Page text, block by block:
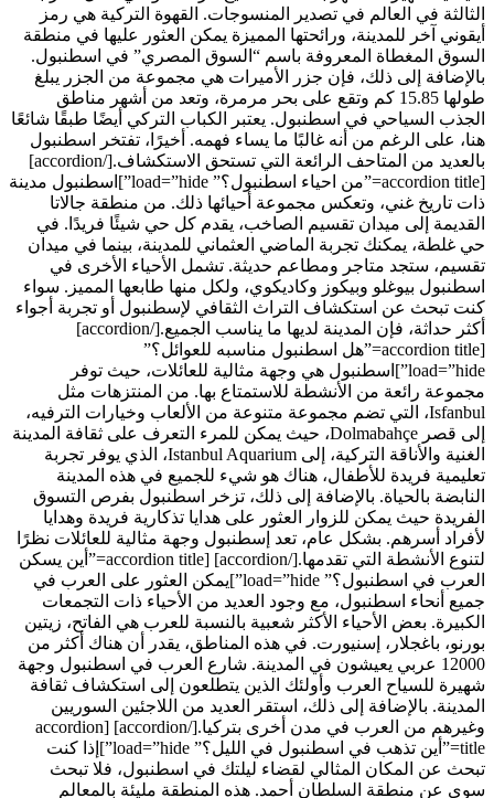
الثالثة في العالم في تصدير المنسوجات. القهوة التركية هي رمز
أيقوني آخر للمدينة، ورائحتها المميزة يمكن العثور عليها في منطقة
السوق المغطاة المعروفة باسم “السوق المصري” في اسطنبول.
بالإضافة إلى ذلك، فإن جزر الأميرات هي مجموعة من الجزر يبلغ
طولها 15.85 كم وتقع على بحر مرمرة، وتعد من أشهر مناطق
الجذب السياحي في اسطنبول. يعتبر الكباب التركي أيضًا طبقًا شائعًا
هنا، على الرغم من أنه غالبًا ما يساء فهمه. أخيرًا، تفتخر اسطنبول
بالعديد من المتاحف الرائعة التي تستحق الاستكشاف.[/accordion]
[accordion title=”من احياء اسطنبول؟” load=”hide”]اسطنبول مدينة
ذات تاريخ غني، وتعكس مجموعة أحيائها ذلك. من منطقة جالاتا
القديمة إلى ميدان تقسيم الصاخب، يقدم كل حي شيئًا فريدًا. في
حي غلطة، يمكنك تجربة الماضي العثماني للمدينة، بينما في ميدان
تقسيم، ستجد متاجر ومطاعم حديثة. تشمل الأحياء الأخرى في
اسطنبول بيوغلو وبيكوز وكاديكوي، ولكل منها طابعها المميز. سواء
كنت تبحث عن استكشاف التراث الثقافي لإسطنبول أو تجربة أجواء
أكثر حداثة، فإن المدينة لديها ما يناسب الجميع.[/accordion]
[accordion title=”هل اسطنبول مناسبه للعوائل؟”
load=”hide”]اسطنبول هي وجهة مثالية للعائلات، حيث توفر
مجموعة رائعة من الأنشطة للاستمتاع بها. من المنتزهات مثل
Isfanbul، التي تضم مجموعة متنوعة من الألعاب وخيارات الترفيه،
إلى قصر Dolmabahçe، حيث يمكن للمرء التعرف على ثقافة المدينة
الغنية والأناقة التركية، إلى Istanbul Aquarium، الذي يوفر تجربة
تعليمية فريدة للأطفال، هناك هو شيء للجميع في هذه المدينة
النابضة بالحياة. بالإضافة إلى ذلك، تزخر اسطنبول بفرص التسوق
الفريدة حيث يمكن للزوار العثور على هدايا تذكارية فريدة وهدايا
لأفراد أسرهم. بشكل عام، تعد إسطنبول وجهة مثالية للعائلات نظرًا
لتنوع الأنشطة التي تقدمها.[/accordion] [accordion title=”أين يسكن
العرب في اسطنبول؟” load=”hide”]يمكن العثور على العرب في
جميع أنحاء اسطنبول، مع وجود العديد من الأحياء ذات التجمعات
الكبيرة. بعض الأحياء الأكثر شعبية بالنسبة للعرب هي الفاتح، زيتين
بورنو، باغجلار، إسنيورت. في هذه المناطق، يقدر أن هناك أكثر من
12000 عربي يعيشون في المدينة. شارع العرب في اسطنبول وجهة
شهيرة للسياح العرب وأولئك الذين يتطلعون إلى استكشاف ثقافة
المدينة. بالإضافة إلى ذلك، استقر العديد من اللاجئين السوريين
وغيرهم من العرب في مدن أخرى بتركيا.[/accordion] [accordion
title=”أين تذهب في اسطنبول في الليل؟” load=”hide”]إذا كنت
تبحث عن المكان المثالي لقضاء ليلتك في اسطنبول، فلا تبحث
سوى عن منطقة السلطان أحمد. هذه المنطقة مليئة بالمعالم